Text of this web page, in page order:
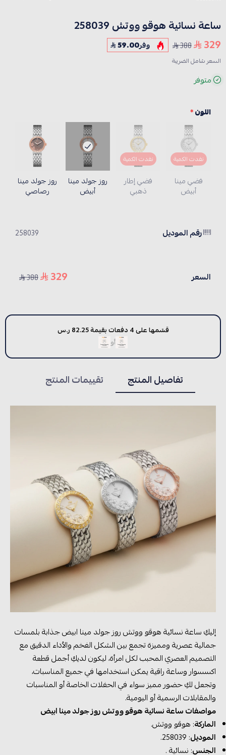
ساعة نسائية هوقو ووتش 258039
329
388 وفر59.00
السعر شامل الضريبة
متوفر
اللون*
نفدت الكمية
فضي مينا
أبيض
نفدت الكمية
فضي إطار
ذهبي
روز جولد مينا
أبيض
روز جولد مينا
رصاصي
رقم الموديل 258039
السعر 329
388
قسّمها على 4 دفعات بقيمة 82.25 ر.س
أو
تفاصيل المنتج تقييمات المنتج
إليكِ ساعة نسائية هوقو ووتش روز جولد مينا ابيض جذابة بلمسات
جمالية عصرية ومميزة تجمع بين الشكل الفخم والأداء الدقيق مع
التصميم العصري المحبب لكل امرأة، ليكون لديكِ أجمل قطعة
اكسسوار وساعة راقية يمكن استخدامها في جميع المناسبات،
وتجعل لكِ حضور مميز سواء في الحفلات الخاصة أو المناسبات
والمقابلات الرسمية أو اليومية.
مواصفات ساعة نسائية هوقو ووتش روز جولد مينا ابيض
الماركة: هوقو ووتش.
الموديل: 258039.
الجنس: نسائية .